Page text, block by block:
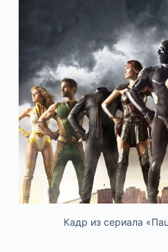
Кадр из сериала